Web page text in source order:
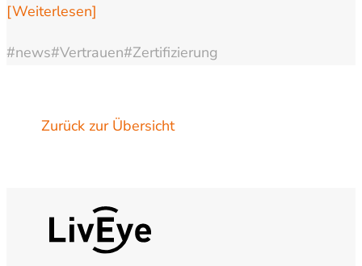
[Weiterlesen]
#news#Vertrauen#Zertifizierung
Zurück zur Übersicht